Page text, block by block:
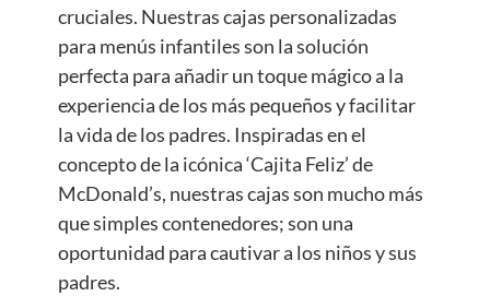
cruciales. Nuestras cajas personalizadas
para menús infantiles son la solución
perfecta para añadir un toque mágico a la
experiencia de los más pequeños y facilitar
la vida de los padres. Inspiradas en el
concepto de la icónica ‘Cajita Feliz’ de
McDonald’s, nuestras cajas son mucho más
que simples contenedores; son una
oportunidad para cautivar a los niños y sus
padres.